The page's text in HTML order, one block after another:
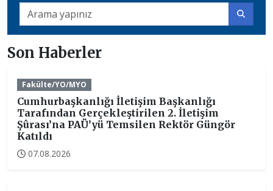
Son Haberler
Fakülte/YO/MYO
Cumhurbaşkanlığı İletişim Başkanlığı
Tarafından Gerçekleştirilen 2. İletişim
Şûrası’na PAÜ’yü Temsilen Rektör Güngör
Katıldı
07.08.2026